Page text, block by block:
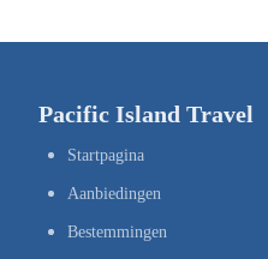
Pacific Island Travel
Startpagina
Aanbiedingen
Bestemmingen